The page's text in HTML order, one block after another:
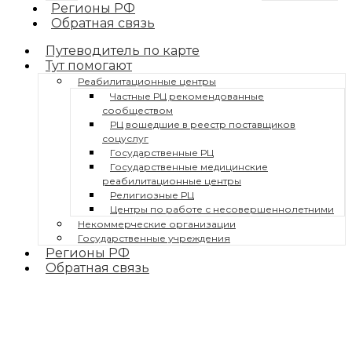
Регионы РФ
Обратная связь
Путеводитель по карте
Тут помогают
Реабилитационные центры
Частные РЦ рекомендованные
сообществом
РЦ вошедшие в реестр поставщиков
соцуслуг
Государственные РЦ
Государственные медицинские
реабилитационные центры
Религиозные РЦ
Центры по работе с несовершеннолетними
Некоммерческие организации
Государственные учреждения
Регионы РФ
Обратная связь